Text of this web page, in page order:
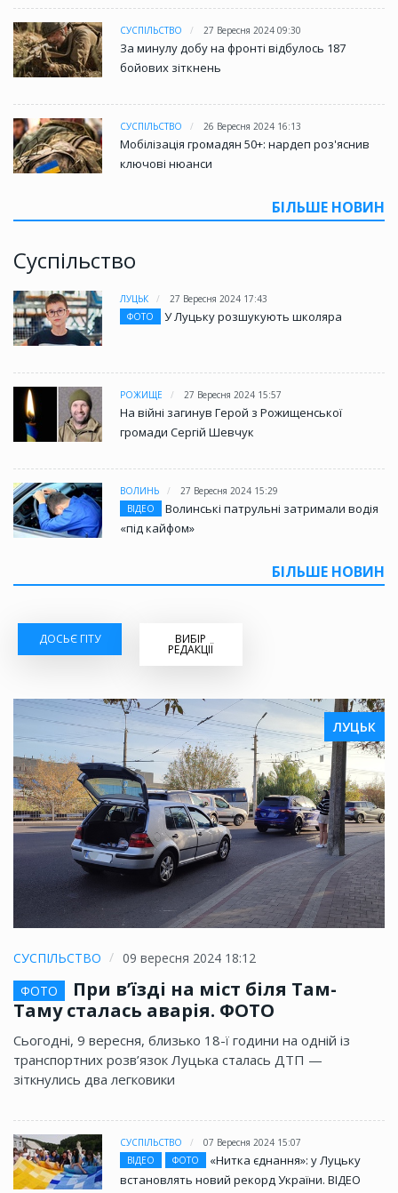
СУСПІЛЬСТВО 27 Вересня 2024 09:30
За минулу добу на фронті відбулось 187
бойових зіткнень
СУСПІЛЬСТВО 26 Вересня 2024 16:13
Мобілізація громадян 50+: нардеп роз'яснив
ключові нюанси
БІЛЬШЕ НОВИН
Суспільство
ЛУЦЬК
27 Вересня 2024 17:43
ФОТО
У Луцьку розшукують школяра
РОЖИЩЕ 27 Вересня 2024 15:57
На війні загинув Герой з Рожищенської
громади Сергій Шевчук
ВОЛИНЬ
27 Вересня 2024 15:29
ВІДЕО
Волинські патрульні затримали водія
«під кайфом»
БІЛЬШЕ НОВИН
ДОСЬЄ ГІТУ ВИБІР
РЕДАКЦІЇ
ЛУЦЬК
СУСПІЛЬСТВО
09 вересня 2024 18:12
ФОТО
При в’їзді на міст біля Там-
Таму сталась аварія. ФОТО
Сьогодні, 9 вересня, близько 18-ї години на одній із
транспортних розв’язок Луцька сталась ДТП —
зіткнулись два легковики
СУСПІЛЬСТВО
07 Вересня 2024 15:07
ВІДЕО
ФОТО
«Нитка єднання»: у Луцьку
встановлять новий рекорд України. ВІДЕО